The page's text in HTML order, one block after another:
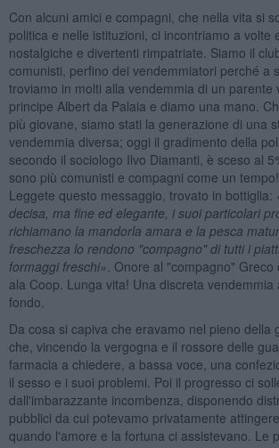
Con alcuni amici e compagni, che nella vita si
politica e nelle istituzioni, ci incontriamo a volte
nostalgiche e divertenti rimpatriate. Siamo il
comunisti, perfino dei vendemmiatori perché a
troviamo in molti alla vendemmia di un parente
principe Albert da Palaia e diamo una mano.
più giovane, siamo stati la generazione di una
vendemmia diversa; oggi il gradimento della
secondo il sociologo Ilvo Diamanti, è sceso al
sono più comunisti e compagni come un
Leggete questo messaggio, trovato in bottiglia:
decisa, ma fine ed elegante, i suoi particolari
richiamano la mandorla amara e la pesca
freschezza lo rendono "compagno" di tutti i
formaggi freschi» . Onore al "compagno"
ala Coop. Lunga vita! Una discreta vendemmia
fondo.
Da cosa si capiva che eravamo nel pieno della
che, vincendo la vergogna e il rossore delle
farmacia a chiedere, a bassa voce, una
il sesso e i suoi problemi. Poi il progresso ci
dall'imbarazzante incombenza, disponendo
pubblici da cui potevamo privatamente
quando l'amore e la fortuna ci assistevano. Le